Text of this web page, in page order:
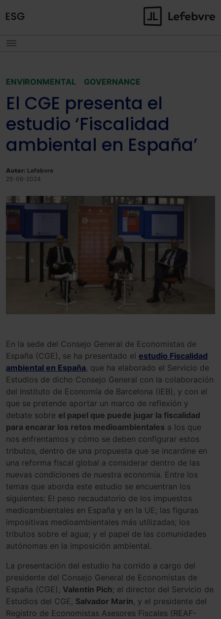
ENVIRONMENTAL GOVERNANCE
El CGE presenta el
estudio ‘Fiscalidad
ambiental en España’
Autor: Lefebvre
25-06-2024
En la sede del Consejo General de Economistas de
España (CGE), se ha presentado el estudio Fiscalidad
ambiental en España, que ha elaborado el Servicio de
Estudios de dicho Consejo General con la colaboración
del Instituto de Economía de Barcelona (IEB), y con el
que se pretende aportar un marco de reflexión y
debate sobre el papel que puede jugar la fiscalidad
para encarar los retos medioambientales a los que
nos enfrentamos y cómo se deben configurar estos
tributos, dentro de una propuesta que se incardine en
una reforma fiscal global a considerar dentro de las
nuevas condiciones de nuestra economía. Entre los
temas que aborda este estudio se encuentran los
siguientes: El peso recaudatorio de los impuestos
medioambientales en España y en la UE; las figuras
impositivas medioambientales más utilizadas; los
tributos sobre el agua; y el papel de las comunidades
autónomas en la imposición ambiental.
La presentación del estudio ha corrido a cargo del
presidente del Consejo General de Economistas de
España (CGE), Valentín Pich; el director del Servicio de
Estudios del CGE, Salvador Marín, y el presidente del
Registro de Economistas Asesores Fiscales (REAF-